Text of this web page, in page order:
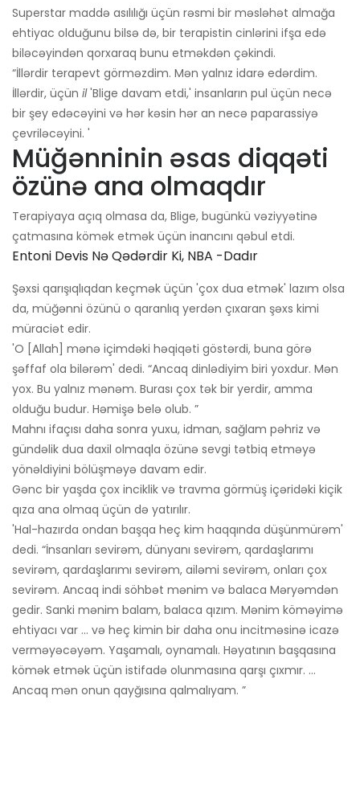
Superstar maddə asılılığı üçün rəsmi bir məsləhət almağa
ehtiyac olduğunu bilsə də, bir terapistin cinlərini ifşa edə
biləcəyindən qorxaraq bunu etməkdən çəkindi.
“İllərdir terapevt görməzdim. Mən yalnız idarə edərdim.
İllərdir, üçün il'Blige davam etdi,' insanların pul üçün necə
bir şey edəcəyini və hər kəsin hər an necə paparassiyə
çevriləcəyini. '
Müğənninin əsas diqqəti
özünə ana olmaqdır
Terapiyaya açıq olmasa da, Blige, bugünkü vəziyyətinə
çatmasına kömək etmək üçün inancını qəbul etdi.
Entoni Devis Nə Qədərdir Ki, NBA -dadır
Şəxsi qarışıqlıqdan keçmək üçün 'çox dua etmək' lazım olsa
da, müğənni özünü o qaranlıq yerdən çıxaran şəxs kimi
müraciət edir.
'O [Allah] mənə içimdəki həqiqəti göstərdi, buna görə
şəffaf ola bilərəm' dedi. “Ancaq dinlədiyim biri yoxdur. Mən
yox. Bu yalnız mənəm. Burası çox tək bir yerdir, amma
olduğu budur. Həmişə belə olub. ”
Mahnı ifaçısı daha sonra yuxu, idman, sağlam pəhriz və
gündəlik dua daxil olmaqla özünə sevgi tətbiq etməyə
yönəldiyini bölüşməyə davam edir.
Gənc bir yaşda çox inciklik və travma görmüş içəridəki kiçik
qıza ana olmaq üçün də yatırılır.
'Hal-hazırda ondan başqa heç kim haqqında düşünmürəm'
dedi. “İnsanları sevirəm, dünyanı sevirəm, qardaşlarımı
sevirəm, qardaşlarımı sevirəm, ailəmi sevirəm, onları çox
sevirəm. Ancaq indi söhbət mənim və balaca Məryəmdən
gedir. Sanki mənim balam, balaca qızım. Mənim köməyimə
ehtiyacı var ... və heç kimin bir daha onu incitməsinə icazə
verməyəcəyəm. Yaşamalı, oynamalı. Həyatının başqasına
kömək etmək üçün istifadə olunmasına qarşı çıxmır. ...
Ancaq mən onun qayğısına qalmalıyam. ”